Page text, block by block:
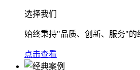
选择我们
始终秉持"品质、创新、服务"的
点击查看